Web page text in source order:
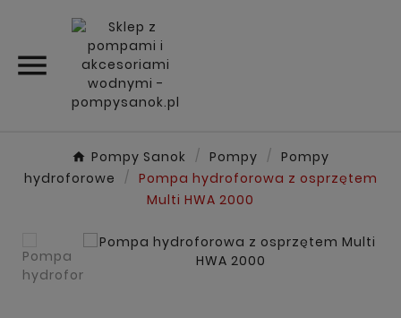

Pompy Sanok Pompy
Pompy
hydroforowe
Pompa hydroforowa z osprzętem
Multi HWA 2000